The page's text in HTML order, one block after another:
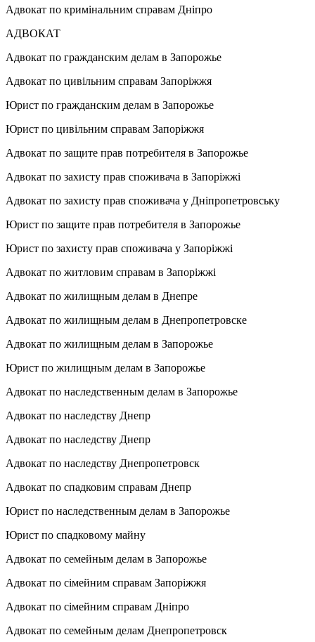
Адвокат по кримінальним справам Дніпро
АДВОКАТ
Адвокат по гражданским делам в Запорожье
Адвокат по цивільним справам Запоріжжя
Юрист по гражданским делам в Запорожье
Юрист по цивільним справам Запоріжжя
Адвокат по защите прав потребителя в Запорожье
Адвокат по захисту прав споживача в Запоріжжі
Адвокат по захисту прав споживача у Дніпропетровську
Юрист по защите прав потребителя в Запорожье
Юрист по захисту прав споживача у Запоріжжі
Адвокат по житловим справам в Запоріжжі
Адвокат по жилищным делам в Днепре
Адвокат по жилищным делам в Днепропетровске
Адвокат по жилищным делам в Запорожье
Юрист по жилищным делам в Запорожье
Адвокат по наследственным делам в Запорожье
Адвокат по наследству Днепр
Адвокат по наследству Днепр
Адвокат по наследству Днепропетровск
Адвокат по спадковим справам Днепр
Юрист по наследственным делам в Запорожье
Юрист по спадковому майну
Адвокат по семейным делам в Запорожье
Адвокат по сімейним справам Запоріжжя
Адвокат по сімейним справам Дніпро
Адвокат по семейным делам Днепропетровск